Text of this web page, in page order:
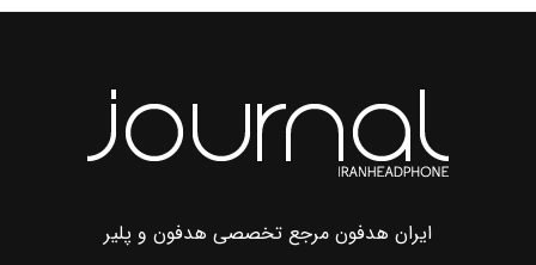
ایران هدفون مرجع تخصصی هدفون و پلیر